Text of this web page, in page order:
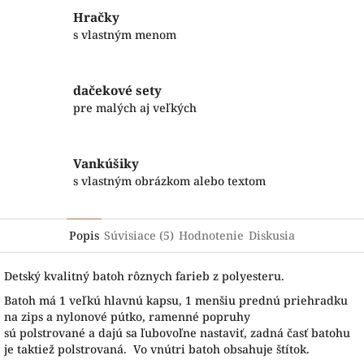
Hračky
s vlastným menom
dačekové sety
pre malých aj veľkých
Vankúšiky
s vlastným obrázkom alebo textom
Popis Súvisiace (5) Hodnotenie Diskusia
Detský kvalitný batoh rôznych farieb z polyesteru.
Batoh má 1 veľkú hlavnú kapsu, 1 menšiu prednú priehradku
na zips a nylonové pútko, ramenné popruhy
sú polstrované a dajú sa ľubovoľne nastaviť, zadná časť batohu
je taktiež polstrovaná. Vo vnútri batoh obsahuje štítok.